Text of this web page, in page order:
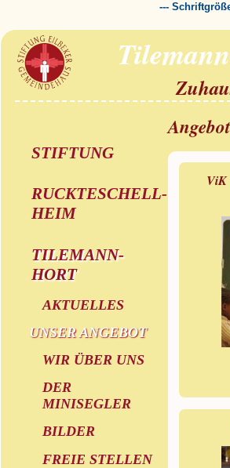
---
STIFTUNG
RUCKTESCHELL-
HEIM
TILEMANN-
HORT
AKTUELLES
UNSER ANGEBOT
WIR ÜBER UNS
DER
MINISEGLER
BILDER
FREIE STELLEN
Angebot
ViK